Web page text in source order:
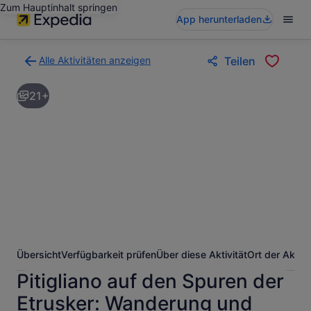
Zum Hauptinhalt springen
App herunterladen
Alle Aktivitäten anzeigen
zur
Ergebnisseite
für
Teilen
21+
ÜbersichtVerfügbarkeit prüfenÜber diese AktivitätOrt der
Pitigliano auf den Spuren der
Etrusker: Wanderung und